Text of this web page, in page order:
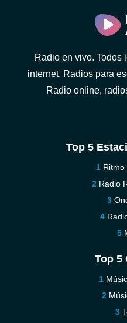
Radio en vivo. Todos
internet. Radios para
Radio online,
Top 5
Ritmo
Radio
Top 5